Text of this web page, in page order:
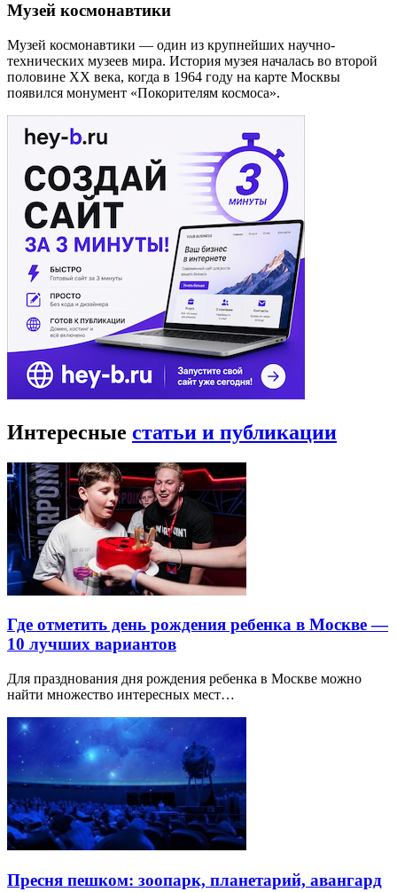
Музей космонавтики
Музей космонавтики — один из крупнейших научно-
технических музеев мира. История музея началась во второй
половине XX века, когда в 1964 году на карте Москвы
появился монумент «Покорителям космоса».
Интересные статьи и публикации
Где отметить день рождения ребенка в Москве —
10 лучших вариантов
Для празднования дня рождения ребенка в Москве можно
найти множество интересных мест…
Пресня пешком: зоопарк, планетарий, авангард